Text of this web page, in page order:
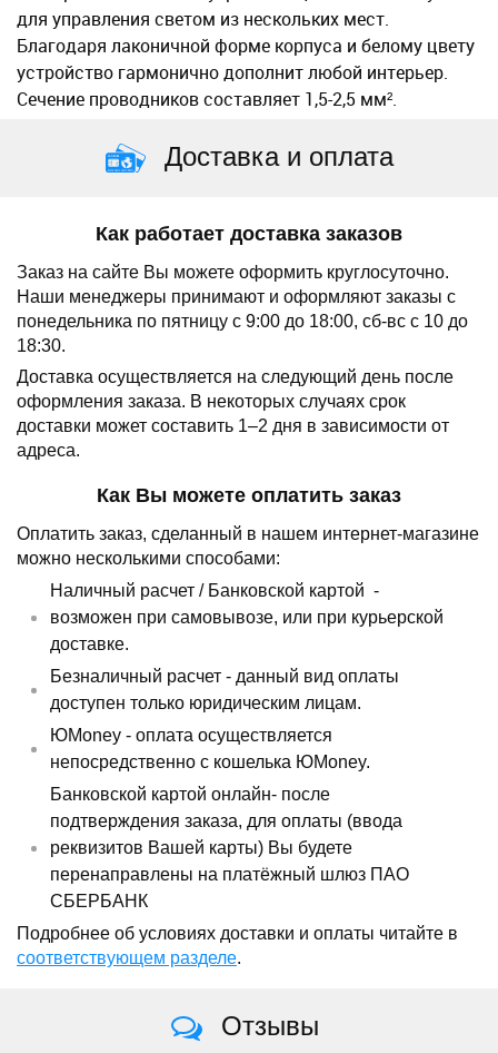
для управления светом из несколькиx мест.
Благодаря лаконичной форме корпуса и белому цвету
устройство гармонично дополнит любой интерьер.
Сечение проводников составляет 1,5-2,5 мм².
Доставка и оплата
Как работает доставка заказов
Заказ на сайте Вы можете оформить круглосуточно.
Наши менеджеры принимают и оформляют заказы с
понедельника по пятницу с 9:00 до 18:00, сб-вс с 10 до
18:30.
Доставка осуществляется на следующий день после
оформления заказа. В некоторых случаях срок
доставки может составить 1–2 дня в зависимости от
адреса.
Как Вы можете оплатить заказ
Оплатить заказ, сделанный в нашем интернет-магазине
можно несколькими способами:
Наличный расчет / Банковской картой -
возможен при самовывозе, или при курьерской
доставке.
Безналичный расчет - данный вид оплаты
доступен только юридическим лицам.
ЮMoney - оплата осуществляется
непосредственно с кошелька ЮMoney.
Банковской картой онлайн- после
подтверждения заказа, для оплаты (ввода
реквизитов Вашей карты) Вы будете
перенаправлены на платёжный шлюз ПАО
СБЕРБАНК
Подробнее об условиях доставки и оплаты читайте в
соответствующем разделе.
Отзывы